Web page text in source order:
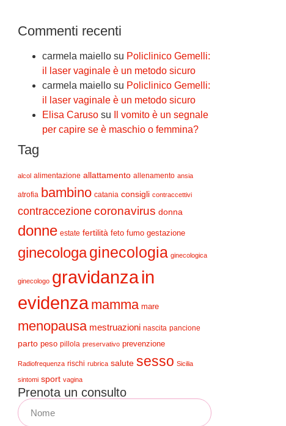
Commenti recenti
carmela maiellosu Policlinico Gemelli:
il laser vaginale è un metodo sicuro
carmela maiellosu Policlinico Gemelli:
il laser vaginale è un metodo sicuro
Elisa Carusosu
Il vomito è un segnale
per capire se è maschio o femmina?
Tag
alcol alimentazione allattamento allenamento ansia
atrofia bambino catania consigli contraccettivi
contraccezione coronavirus donna
donne estate fertilità feto fumo gestazione
ginecologaginecologia ginecologica
ginecologo gravidanzain
evidenza mamma mare
menopausa mestruazioni nascita pancione
parto peso pillola preservativo prevenzione
Radiofrequenza rischi rubrica salute sesso Sicilia
sintomi sport vagina
Prenota un consulto